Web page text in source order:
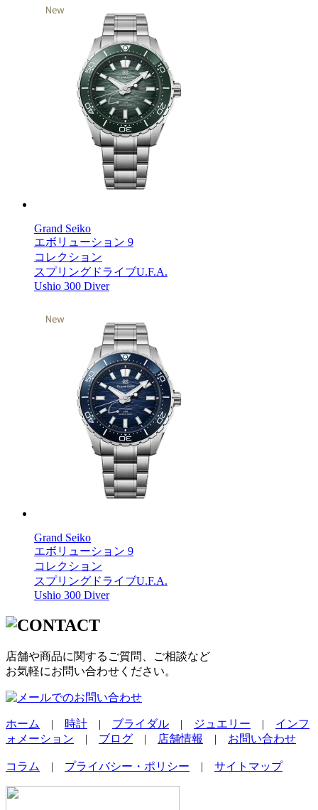
Grand Seiko
エボリューション 9
コレクション
スプリングドライブU.F.A.
Ushio 300 Diver
Grand Seiko
エボリューション 9
コレクション
スプリングドライブU.F.A.
Ushio 300 Diver
店舗や商品に関するご質問、ご相談など
お気軽にお問い合わせください。
ホーム | 時計 | ブライダル | ジュエリー | インフ
ォメーション | ブログ | 店舗情報 | お問い合わせ
コラム | プライバシー・ポリシー | サイトマップ